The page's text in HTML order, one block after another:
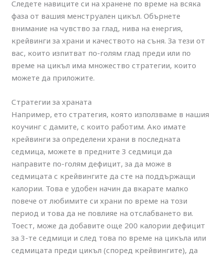
Следете навиците си на хранене по време на всяка
фаза от вашия менструален цикъл. Обърнете
внимание на чувство за глад, нива на енергия,
крейвинги за храни и качеството на съня. За тези от
вас, които изпитват по-голям глад преди или по
време на цикъл има множество стратегии, които
можете да приложите.
Стратегии за храната
Например, ето стратегия, която използваме в нашия
коучинг с дамите, с които работим. Ако имате
крейвинги за определени храни в последната
седмица, можете в предните 3 седмици да
направите по-голям дефицит, за да може в
седмицата с крейвингите да сте на поддържащи
калории. Това е удобен начин да вкарате малко
повече от любимите си храни по време на този
период и това да не повлияе на отслабването ви.
Тоест, може да добавите още 200 калории дефицит
за 3-те седмици и след това по време на цикъла или
седмицата преди цикъл (според крейвингите), да